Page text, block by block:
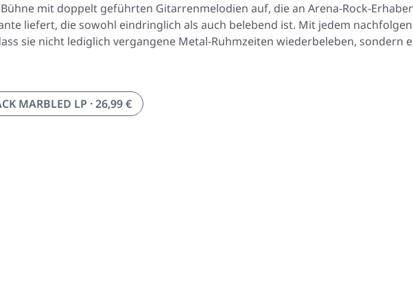
mit doppelt geführten Gitarrenmelodien auf, die an Arena-Rock-
liefert, die sowohl eindringlich als auch belebend ist. Mit jedem
sie nicht lediglich vergangene Metal-Ruhmzeiten wiederbeleben, sondern
MARBLED LP · 26,99 €